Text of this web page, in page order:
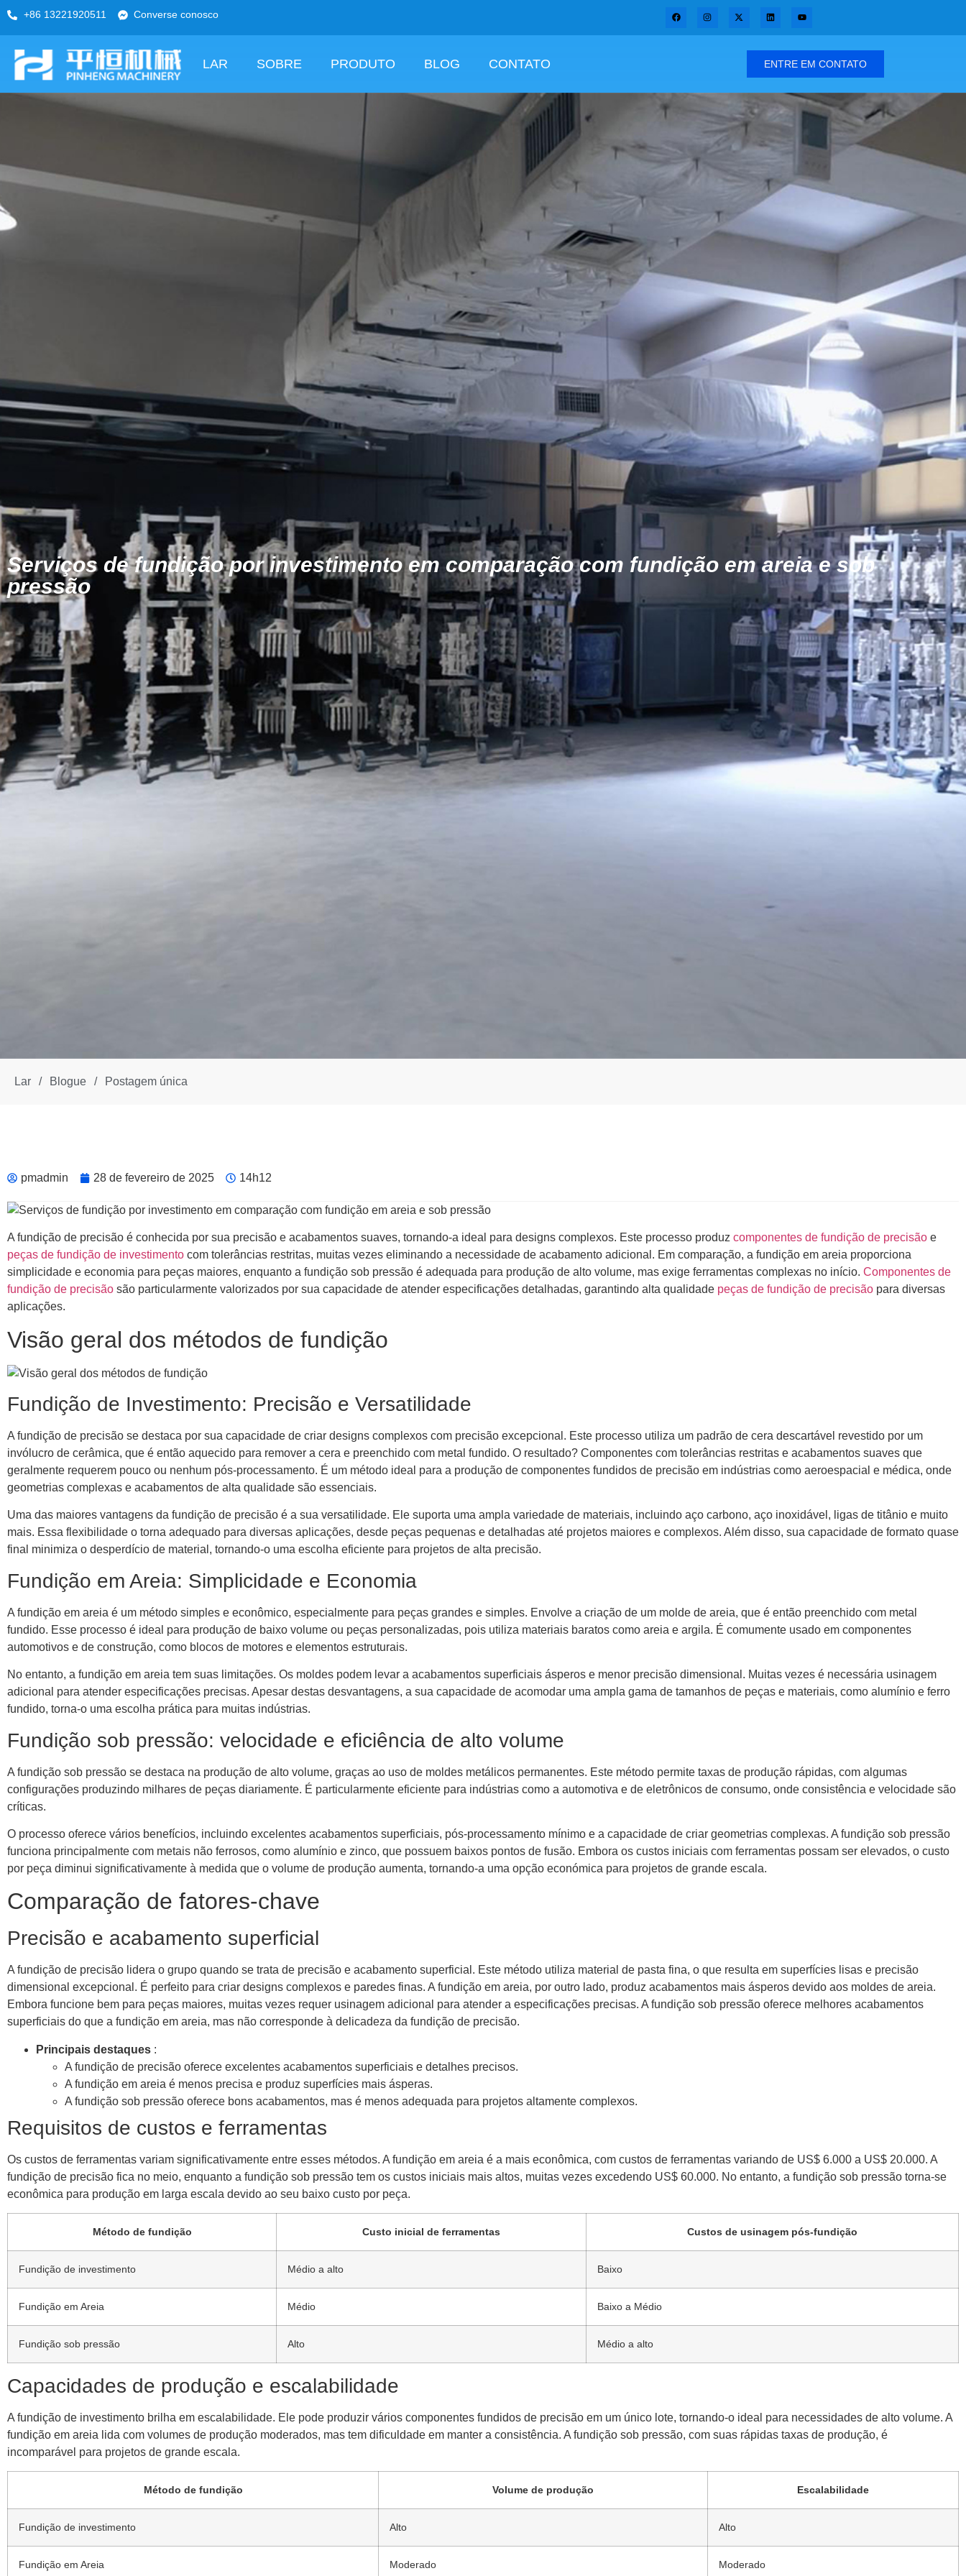
+86 13221920511 Converse conosco
LAR SOBRE PRODUTO BLOG CONTATO ENTRE EM CONTATO
Serviços de fundição por investimento em comparação com fundição em areia e sob
pressão
Lar / Blogue / Postagem única
pmadmin 28 de fevereiro de 2025 14h12
A fundição de precisão é conhecida por sua precisão e acabamentos suaves, tornando-a ideal para designs complexos. Este processo produz componentes de fundição de precisão e
peças de fundição de investimento com tolerâncias restritas, muitas vezes eliminando a necessidade de acabamento adicional. Em comparação, a fundição em areia proporciona
simplicidade e economia para peças maiores, enquanto a fundição sob pressão é adequada para produção de alto volume, mas exige ferramentas complexas no início. Componentes de
fundição de precisão são particularmente valorizados por sua capacidade de atender especificações detalhadas, garantindo alta qualidade peças de fundição de precisão para diversas
aplicações.
Visão geral dos métodos de fundição
Fundição de Investimento: Precisão e Versatilidade
A fundição de precisão se destaca por sua capacidade de criar designs complexos com precisão excepcional. Este processo utiliza um padrão de cera descartável revestido por um
invólucro de cerâmica, que é então aquecido para remover a cera e preenchido com metal fundido. O resultado? Componentes com tolerâncias restritas e acabamentos suaves que
geralmente requerem pouco ou nenhum pós-processamento. É um método ideal para a produção de componentes fundidos de precisão em indústrias como aeroespacial e médica, onde
geometrias complexas e acabamentos de alta qualidade são essenciais.
Uma das maiores vantagens da fundição de precisão é a sua versatilidade. Ele suporta uma ampla variedade de materiais, incluindo aço carbono, aço inoxidável, ligas de titânio e muito
mais. Essa flexibilidade o torna adequado para diversas aplicações, desde peças pequenas e detalhadas até projetos maiores e complexos. Além disso, sua capacidade de formato quase
final minimiza o desperdício de material, tornando-o uma escolha eficiente para projetos de alta precisão.
Fundição em Areia: Simplicidade e Economia
A fundição em areia é um método simples e econômico, especialmente para peças grandes e simples. Envolve a criação de um molde de areia, que é então preenchido com metal
fundido. Esse processo é ideal para produção de baixo volume ou peças personalizadas, pois utiliza materiais baratos como areia e argila. É comumente usado em componentes
automotivos e de construção, como blocos de motores e elementos estruturais.
No entanto, a fundição em areia tem suas limitações. Os moldes podem levar a acabamentos superficiais ásperos e menor precisão dimensional. Muitas vezes é necessária usinagem
adicional para atender especificações precisas. Apesar destas desvantagens, a sua capacidade de acomodar uma ampla gama de tamanhos de peças e materiais, como alumínio e ferro
fundido, torna-o uma escolha prática para muitas indústrias.
Fundição sob pressão: velocidade e eficiência de alto volume
A fundição sob pressão se destaca na produção de alto volume, graças ao uso de moldes metálicos permanentes. Este método permite taxas de produção rápidas, com algumas
configurações produzindo milhares de peças diariamente. É particularmente eficiente para indústrias como a automotiva e de eletrônicos de consumo, onde consistência e velocidade são
críticas.
O processo oferece vários benefícios, incluindo excelentes acabamentos superficiais, pós-processamento mínimo e a capacidade de criar geometrias complexas. A fundição sob pressão
funciona principalmente com metais não ferrosos, como alumínio e zinco, que possuem baixos pontos de fusão. Embora os custos iniciais com ferramentas possam ser elevados, o custo
por peça diminui significativamente à medida que o volume de produção aumenta, tornando-a uma opção económica para projetos de grande escala.
Comparação de fatores-chave
Precisão e acabamento superficial
A fundição de precisão lidera o grupo quando se trata de precisão e acabamento superficial. Este método utiliza material de pasta fina, o que resulta em superfícies lisas e precisão
dimensional excepcional. É perfeito para criar designs complexos e paredes finas. A fundição em areia, por outro lado, produz acabamentos mais ásperos devido aos moldes de areia.
Embora funcione bem para peças maiores, muitas vezes requer usinagem adicional para atender a especificações precisas. A fundição sob pressão oferece melhores acabamentos
superficiais do que a fundição em areia, mas não corresponde à delicadeza da fundição de precisão.
Principais destaques :
A fundição de precisão oferece excelentes acabamentos superficiais e detalhes precisos.
A fundição em areia é menos precisa e produz superfícies mais ásperas.
A fundição sob pressão oferece bons acabamentos, mas é menos adequada para projetos altamente complexos.
Requisitos de custos e ferramentas
Os custos de ferramentas variam significativamente entre esses métodos. A fundição em areia é a mais econômica, com custos de ferramentas variando de US$ 6.000 a US$ 20.000. A
fundição de precisão fica no meio, enquanto a fundição sob pressão tem os custos iniciais mais altos, muitas vezes excedendo US$ 60.000. No entanto, a fundição sob pressão torna-se
econômica para produção em larga escala devido ao seu baixo custo por peça.
Método de fundição Custo inicial de ferramentas Custos de usinagem pós-fundição
Fundição de investimento Médio a alto Baixo
Fundição em Areia Médio Baixo a Médio
Fundição sob pressão Alto Médio a alto
Capacidades de produção e escalabilidade
A fundição de investimento brilha em escalabilidade. Ele pode produzir vários componentes fundidos de precisão em um único lote, tornando-o ideal para necessidades de alto volume. A
fundição em areia lida com volumes de produção moderados, mas tem dificuldade em manter a consistência. A fundição sob pressão, com suas rápidas taxas de produção, é
incomparável para projetos de grande escala.
Método de fundição Volume de produção Escalabilidade
Fundição de investimento Alto Alto
Fundição em Areia Moderado Moderado